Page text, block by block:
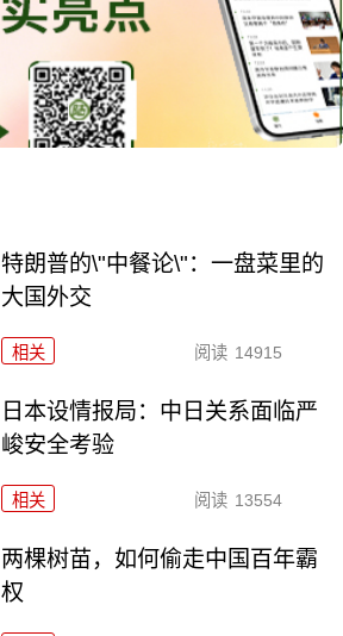
特朗普的\"中餐论\"：一盘菜里的
大国外交
相关 阅读 14915
日本设情报局：中日关系面临严
峻安全考验
相关 阅读 13554
两棵树苗，如何偷走中国百年霸
权